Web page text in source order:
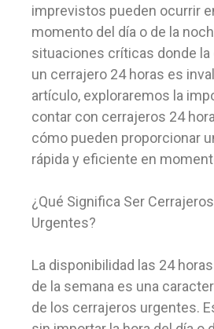
imprevistos pueden ocurrir
momento del día o de la
situaciones críticas donde la
un cerrajero 24 horas es
artículo, exploraremos la
contar con cerrajeros 24
cómo pueden proporcionar
rápida y eficiente en
¿Qué Significa Ser
Urgentes?
La disponibilidad las 24
de la semana es una
de los cerrajeros urgentes.